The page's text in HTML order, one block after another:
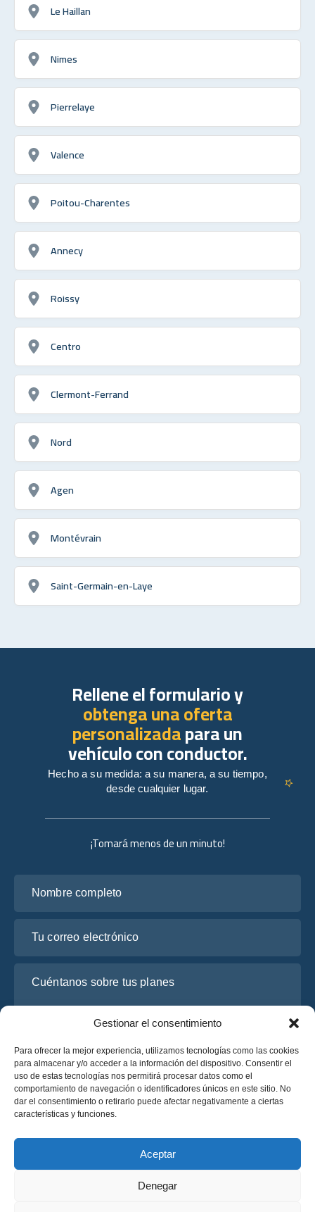
Gestionar el consentimiento
Para ofrecer la mejor experiencia, utilizamos tecnologías como las cookies
para almacenar y/o acceder a la información del dispositivo. Consentir el
uso de estas tecnologías nos permitirá procesar datos como el
comportamiento de navegación o identificadores únicos en este sitio. No
dar el consentimiento o retirarlo puede afectar negativamente a ciertas
características y funciones.
Aceptar
Denegar
Le Haillan
Nimes
Pierrelaye
Valence
Poitou-Charentes
Annecy
Roissy
Centro
Clermont-Ferrand
Nord
Agen
Montévrain
Saint-Germain-en-Laye
¡Tomará menos de un minuto!
He leído y acepto la
Solicite un presupuesto
Solicite un presupuesto
Rellene el formulario y
obtenga una oferta
personalizadapara un
vehículo con conductor.
Hecho a su medida: a su manera, a su tiempo,
desde cualquier lugar.